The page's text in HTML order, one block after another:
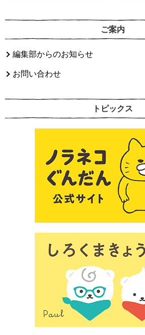
ご案内
編集部からのお知らせ
お問い合わせ
トピックス